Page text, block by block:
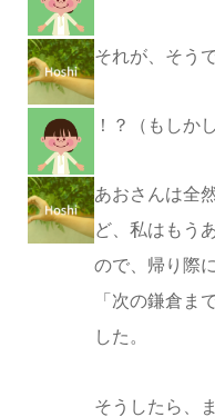
それが、そう
！？（もしか
あおさんは全
ど、私はもう
ので、帰り際に
「次の鎌倉ま
した。
そうしたら、